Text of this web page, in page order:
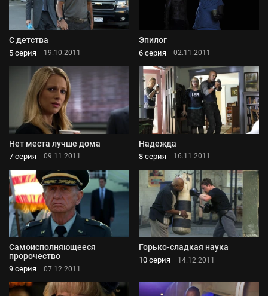
С детства
5 серия 19.10.2011
Эпилог
6 серия 02.11.2011
Нет места лучше дома
7 серия 09.11.2011
Надежда
8 серия 16.11.2011
Самоисполняющееся
пророчество
9 серия 07.12.2011
Горько-сладкая наука
10 серия 14.12.2011